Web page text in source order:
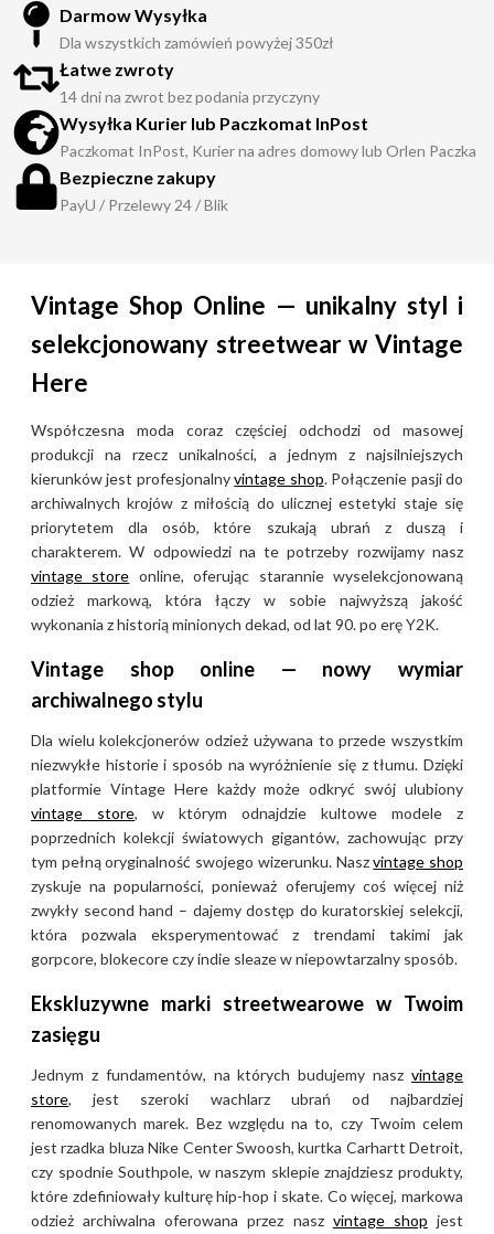
Darmow Wysyłka
Dla wszystkich zamówień powyżej 350zł
Łatwe zwroty
14 dni na zwrot bez podania przyczyny
Wysyłka Kurier lub Paczkomat InPost
Paczkomat InPost, Kurier na adres domowy lub Orlen Paczka
Bezpieczne zakupy
PayU / Przelewy 24 / Blik
Vintage Shop Online — unikalny styl i
selekcjonowany streetwear w Vintage
Here
Współczesna moda coraz częściej odchodzi od masowej
produkcji na rzecz unikalności, a jednym z najsilniejszych
kierunków jest profesjonalnyvintage shop. Połączenie pasji do
archiwalnych krojów z miłością do ulicznej estetyki staje się
priorytetem dla osób, które szukają ubrań z duszą i
charakterem. W odpowiedzi na te potrzeby rozwijamy nasz
vintage store online, oferując starannie wyselekcjonowaną
odzież markową, która łączy w sobie najwyższą jakość
wykonania z historią minionych dekad, od lat 90. po erę Y2K.
Vintage shop online — nowy wymiar
archiwalnego stylu
Dla wielu kolekcjonerów odzież używana to przede wszystkim
niezwykłe historie i sposób na wyróżnienie się z tłumu. Dzięki
platformie Vintage Here każdy może odkryć swój ulubiony
vintage store, w którym odnajdzie kultowe modele z
poprzednich kolekcji światowych gigantów, zachowując przy
tym pełną oryginalność swojego wizerunku. Naszvintage shop
zyskuje na popularności, ponieważ oferujemy coś więcej niż
zwykły second hand – dajemy dostęp do kuratorskiej selekcji,
która pozwala eksperymentować z trendami takimi jak
gorpcore, blokecore czy indie sleaze w niepowtarzalny sposób.
Ekskluzywne marki streetwearowe w Twoim
zasięgu
Jednym z fundamentów, na których budujemy nasz vintage
store, jest szeroki wachlarz ubrań od najbardziej
renomowanych marek. Bez względu na to, czy Twoim celem
jest rzadka bluza Nike Center Swoosh, kurtka Carhartt Detroit,
czy spodnie Southpole, w naszym sklepie znajdziesz produkty,
które zdefiniowały kulturę hip-hop i skate. Co więcej, markowa
odzież archiwalna oferowana przez nasz vintage shop jest